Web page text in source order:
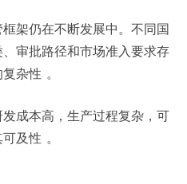
框架仍在不断发展中。不同国
审批路径和市场准入要求存
杂性 。
发成本高，生产过程复杂，可
及性 。